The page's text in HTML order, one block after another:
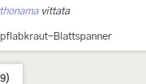
vittata
Blattspanner